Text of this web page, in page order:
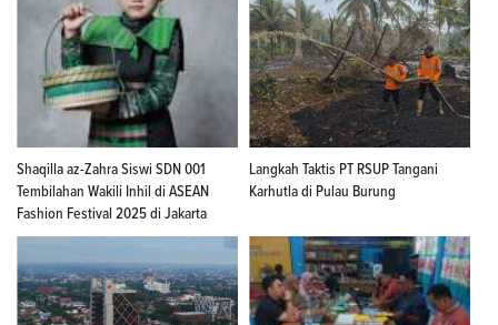
Shaqilla az-Zahra Siswi SDN 001
Tembilahan Wakili Inhil di ASEAN
Fashion Festival 2025 di Jakarta
Langkah Taktis PT RSUP Tangani
Karhutla di Pulau Burung